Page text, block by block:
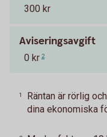
300 kr
Aviseringsavgift
0 kr 2
1
Räntan är rörlig
dina ekonomiska